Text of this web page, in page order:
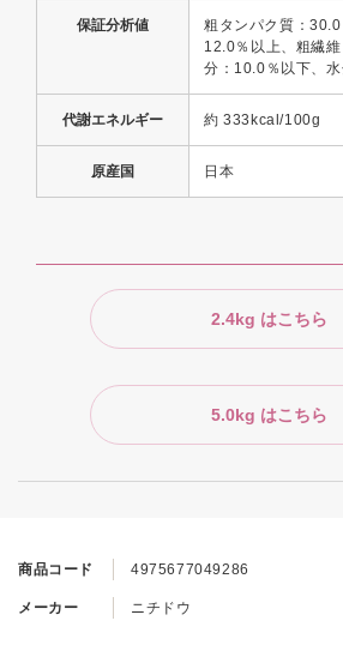
商品コード 4975677049286
メーカー ニチドウ
保証分析値
粗タンパク質：30.0
12.0％以上、粗繊
分：10.0％以下、
代謝エネルギー 約 333kcal/100g
原産国 日本
2.4kg はこちら
5.0kg はこちら